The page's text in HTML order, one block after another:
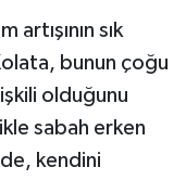
sık
bunun çoğu
olduğunu
sabah erken
kendini